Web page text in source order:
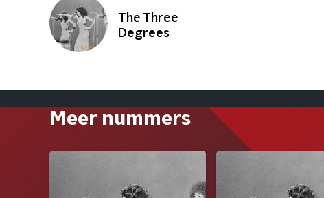
The Three
Degrees
Meer nummers